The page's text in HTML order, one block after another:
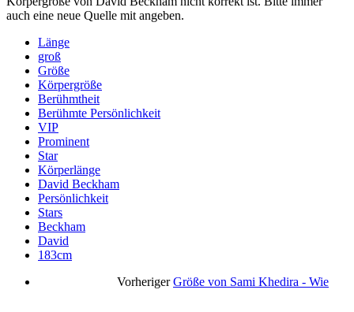
auch eine neue Quelle mit angeben.
Länge
groß
Größe
Körpergröße
Berühmtheit
Berühmte Persönlichkeit
VIP
Prominent
Star
Körperlänge
David Beckham
Persönlichkeit
Stars
Beckham
David
183cm
Vorheriger Größe von Sami Khedira - Wie